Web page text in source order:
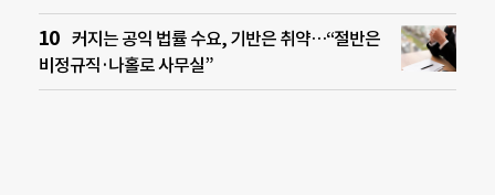
커지는 공익 법률 수요, 기반은 취약…“절반은
비정규직·나홀로 사무실”